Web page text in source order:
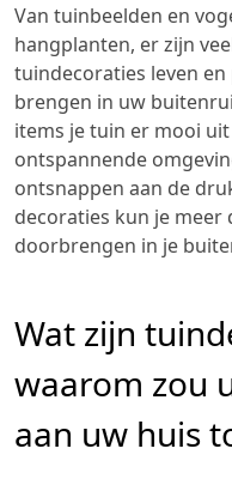
Van tuinbeelden en
hangplanten, er zijn
tuindecoraties leven
brengen in uw
items je tuin er mooi
ontspannende
ontsnappen aan de
decoraties kun je
doorbrengen in je
Wat zijn
waarom zou
aan uw huis